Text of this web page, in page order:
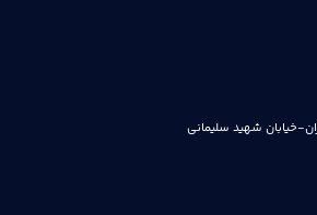
خیابان شهید سلیمانی